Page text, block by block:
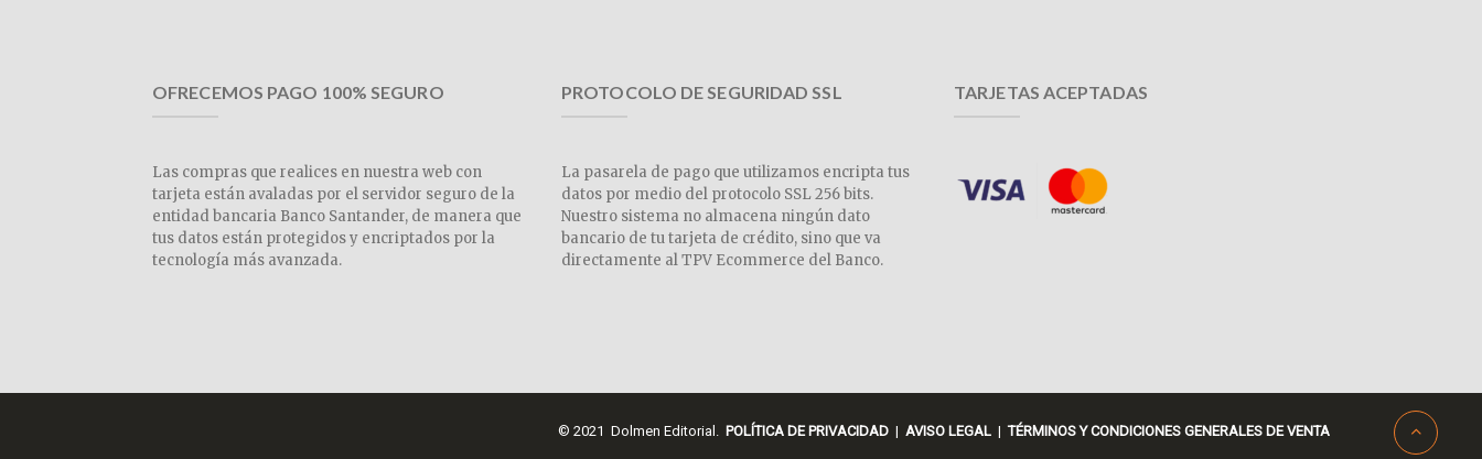
OFRECEMOS PAGO 100% SEGURO
Las compras que realices en nuestra web con
tarjeta están avaladas por el servidor seguro de la
entidad bancaria Banco Santander, de manera que
tus datos están protegidos y encriptados por la
tecnología más avanzada.
PROTOCOLO DE SEGURIDAD SSL
La pasarela de pago que utilizamos encripta tus
datos por medio del protocolo SSL 256 bits.
Nuestro sistema no almacena ningún dato
bancario de tu tarjeta de crédito, sino que va
directamente al TPV Ecommerce del Banco.
TARJETAS ACEPTADAS
© 2021 Dolmen Editorial. POLÍTICA DE PRIVACIDAD | AVISO LEGAL |TÉRMINOS Y CONDICIONES GENERALES DE VENTA